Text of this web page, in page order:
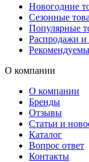
Новогодние
Сезонные
Популярные
Распродажи и
О компании
О компании
Бренды
Отзывы
Статьи и
Каталог
Вопрос ответ
Контакты